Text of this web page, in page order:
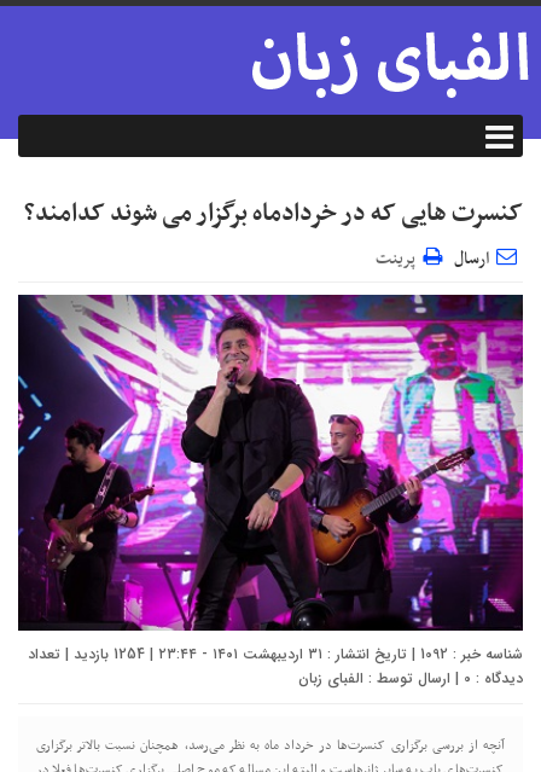
کنسرت هایی که در خردادماه برگزار می شوند کدامند؟
ارسال پرینت
شناسه خبر : 1092 | تاریخ انتشار : ۳۱ اردیبهشت ۱۴۰۱ - ۲۳:۴۴ | 1254 بازدید | تعداد
دیدگاه : 0 | ارسال توسط : الفبای زبان
آنچه از بررسی برگزاری کنسرت‌ها در خرداد ماه به نظر می‌رسد، همچنان نسبت بالاتر برگزاری